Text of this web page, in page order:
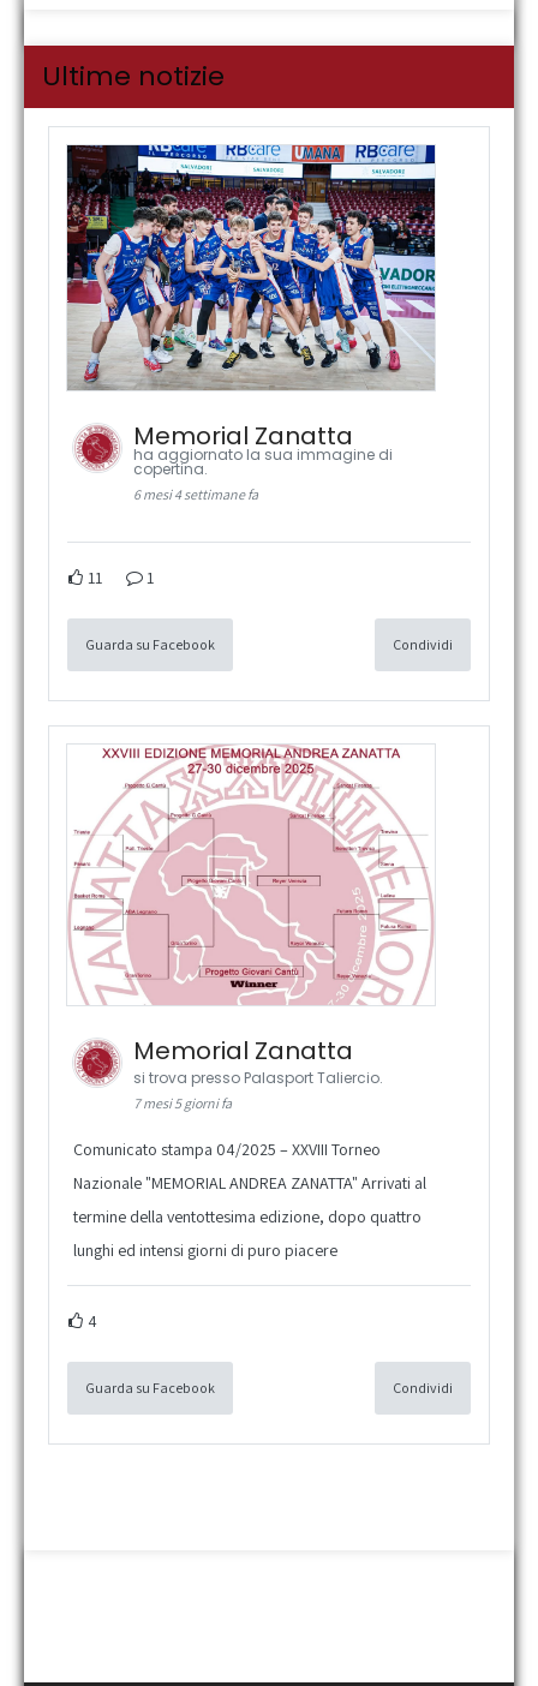
Ultime notizie
Memorial Zanatta
ha aggiornato la sua immagine di
copertina.
6 mesi 4 settimane fa
11 1
Guarda su Facebook Condividi
Memorial Zanatta
si trova presso Palasport Taliercio.
7 mesi 5 giorni fa
Comunicato stampa 04/2025 – XXVIII Torneo
Nazionale "MEMORIAL ANDREA ZANATTA" Arrivati al
termine della ventottesima edizione, dopo quattro
lunghi ed intensi giorni di puro piacere
4
Guarda su Facebook Condividi